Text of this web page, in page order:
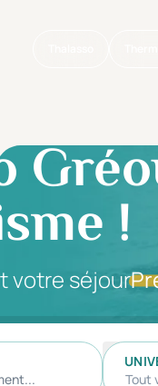
!
votre séjour
Tout